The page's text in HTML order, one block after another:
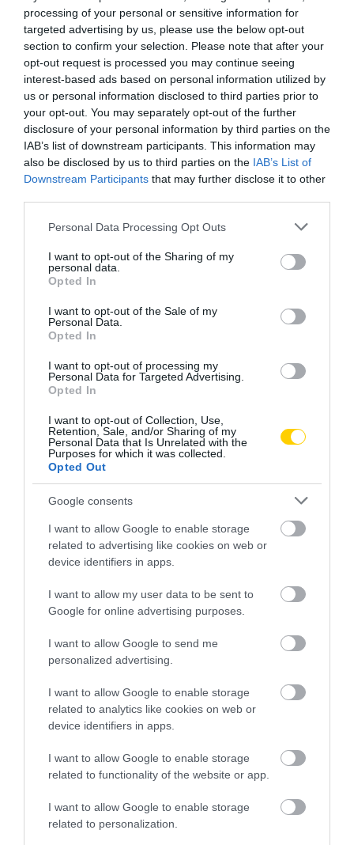
processing of your personal or sensitive information for
targeted advertising by us, please use the below opt-out
section to confirm your selection. Please note that after your
opt-out request is processed you may continue seeing
interest-based ads based on personal information utilized by
us or personal information disclosed to third parties prior to
your opt-out. You may separately opt-out of the further
disclosure of your personal information by third parties on the
IAB’s list of downstream participants. This information may
also be disclosed by us to third parties on the IAB’s List of
Downstream Participants that may further disclose it to other
Please note that this website/app uses one or more Google
not limited to your visit or usage behaviour. You may click to
grant or deny consent to Google and its third-party tags to
use your data for below specified purposes in below Google
consent section.
Personal Data Processing Opt Outs
I want to opt-out of the Sharing of my
personal data.
Opted In
I want to opt-out of the Sale of my
Personal Data.
Opted In
I want to opt-out of processing my
Personal Data for Targeted Advertising.
Opted In
I want to opt-out of Collection, Use,
Retention, Sale, and/or Sharing of my
Personal Data that Is Unrelated with the
Purposes for which it was collected.
Opted Out
Google consents
I want to allow Google to enable storage
related to advertising like cookies on web or
device identifiers in apps.
I want to allow my user data to be sent to
Google for online advertising purposes.
I want to allow Google to send me
personalized advertising.
I want to allow Google to enable storage
related to analytics like cookies on web or
device identifiers in apps.
I want to allow Google to enable storage
related to functionality of the website or app.
I want to allow Google to enable storage
related to personalization.
KERT